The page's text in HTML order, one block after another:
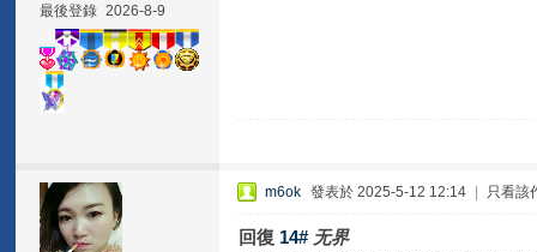
最後登錄 2026-8-9
m6ok 發表於 2025-5-12 12:14 只看該
回復 14# 无界